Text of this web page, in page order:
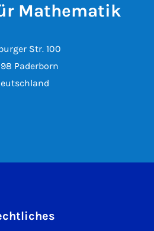
Mathematik
Str. 100
Paderborn